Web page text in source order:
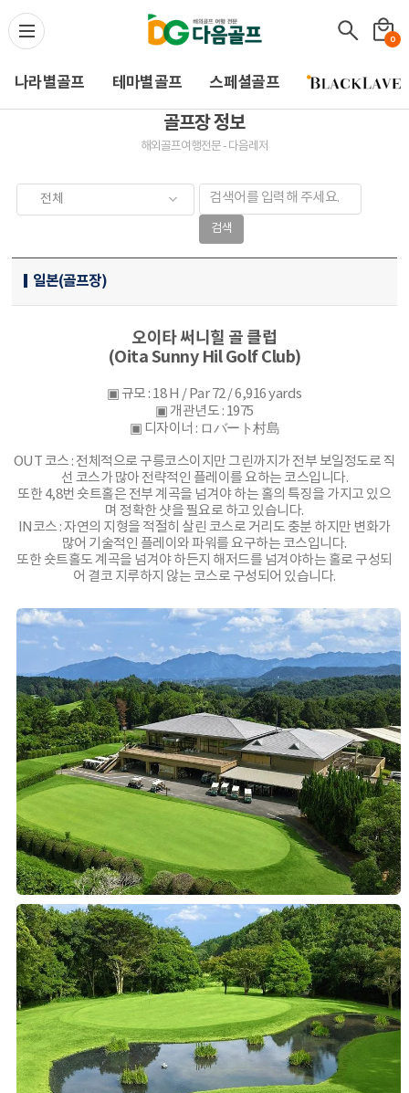
다음골프(Daum Golf) -
0
나라별골프 테마별골프 스페셜골프
골프장 정보
해외골프여행전문 - 다음레저
검색
일본(골프장)
오이타 써니힐 골 클럽
(Oita Sunny Hil Golf Club)
▣ 규모 : 18 H / Par 72 / 6,916 yards
▣ 개관년도 : 1975
▣ 디자이너 : ロバート村島
OUT 코스 : 전체적으로 구릉코스이지만 그린까지가 전부 보일정도로 직
선 코스가 많아 전략적인 플레이를 요하는 코스입니다.
또한 4,8번 숏트홀은 전부 계곡을 넘겨야 하는 홀의 특징을 가지고 있으
며 정확한 샷을 필요로 하고 있습니다.
IN코스 : 자연의 지형을 적절히 살린 코스로 거리도 충분 하지만 변화가
많어 기술적인 플레이와 파워를 요구하는 코스입니다.
또한 숏트홀도 계곡을 넘겨야 하든지 해저드를 넘겨야하는 홀로 구성되
어 결코 지루하지 않는 코스로 구성되어 있습니다.